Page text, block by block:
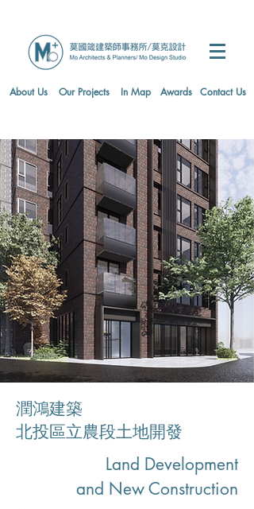
About Us Our Projects In Map Awards Contact Us
潤鴻建築
北投區立農段土地開發
Land Development
and New Construction